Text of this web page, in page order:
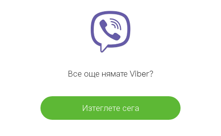
Все още нямате Viber?
Изтеглете сега